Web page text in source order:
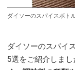
ダイソーのスパイスボト
ダイソーのスパイ
5選をご紹介しまし